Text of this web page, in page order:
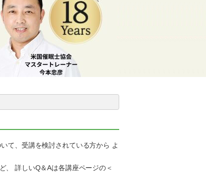
て、受講を検討されている方から よ
、 詳しいQ＆Aは各講座ページの＜